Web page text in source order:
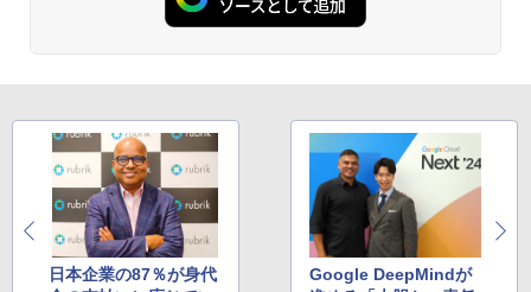
日本企業の87％が身代
Google DeepMindが